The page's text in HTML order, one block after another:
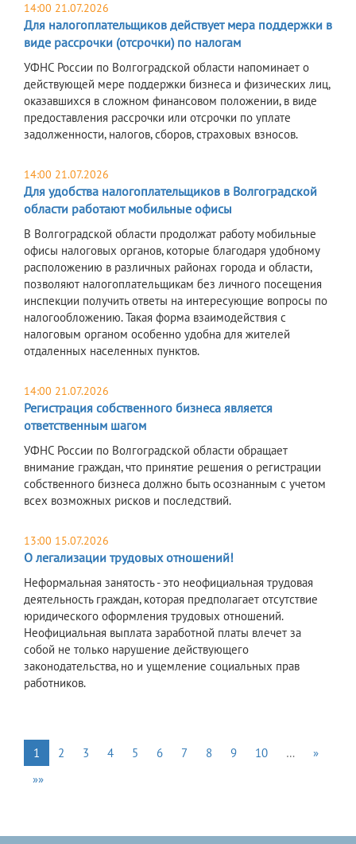
14:00 21.07.2026
Для налогоплательщиков действует мера поддержки в
виде рассрочки (отсрочки) по налогам
УФНС России по Волгоградской области напоминает о
действующей мере поддержки бизнеса и физических лиц,
оказавшихся в сложном финансовом положении, в виде
предоставления рассрочки или отсрочки по уплате
задолженности, налогов, сборов, страховых взносов.
14:00 21.07.2026
Для удобства налогоплательщиков в Волгоградской
области работают мобильные офисы
В Волгоградской области продолжат работу мобильные
офисы налоговых органов, которые благодаря удобному
расположению в различных районах города и области,
позволяют налогоплательщикам без личного посещения
инспекции получить ответы на интересующие вопросы по
налогообложению. Такая форма взаимодействия с
налоговым органом особенно удобна для жителей
отдаленных населенных пунктов.
14:00 21.07.2026
Регистрация собственного бизнеса является
ответственным шагом
УФНС России по Волгоградской области обращает
внимание граждан, что принятие решения о регистрации
собственного бизнеса должно быть осознанным с учетом
всех возможных рисков и последствий.
13:00 15.07.2026
О легализации трудовых отношений!
Неформальная занятость - это неофициальная трудовая
деятельность граждан, которая предполагает отсутствие
юридического оформления трудовых отношений.
Неофициальная выплата заработной платы влечет за
собой не только нарушение действующего
законодательства, но и ущемление социальных прав
работников.
1 2 3 4 5 6 7 8 9 10 …
»
»»